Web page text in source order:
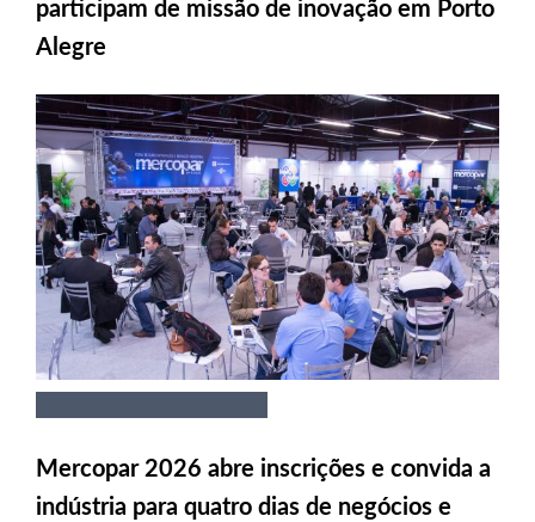
participam de missão de inovação em Porto
Alegre
Mercopar 2026 abre inscrições e convida a
indústria para quatro dias de negócios e